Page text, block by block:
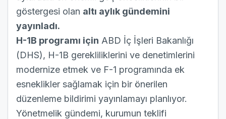
göstergesi olan altı aylık gündemini
yayınladı.
H-1B programı için ABD İç İşleri Bakanlığı
(DHS), H-1B gerekliliklerini ve denetimlerini
modernize etmek ve F-1 programında ek
esneklikler sağlamak için bir önerilen
düzenleme bildirimi yayınlamayı planlıyor.
Yönetmelik gündemi, kurumun teklifi